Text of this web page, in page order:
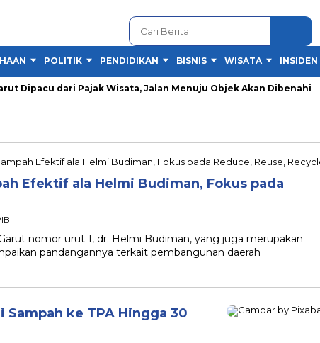
POLITIK PENDIDIKAN BISNIS WISATA INSIDEN
Dipacu dari Pajak Wisata, Jalan Menuju Objek Akan Dibenahi
Efektif ala Helmi Budiman, Fokus pada
nomor urut 1, dr. Helmi Budiman, yang juga merupakan
pandangannya terkait pembangunan daerah
Sampah ke TPA Hingga 30